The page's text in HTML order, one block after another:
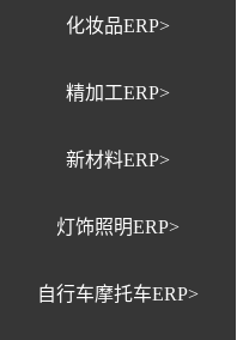
化妆品ERP>
精加工ERP>
新材料ERP>
灯饰照明ERP>
自行车摩托车ERP>